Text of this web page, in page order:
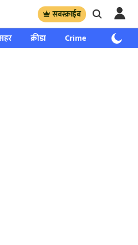
सबस्क्राईब
क्रीडा Crime साप्ताहिक